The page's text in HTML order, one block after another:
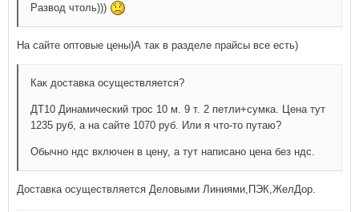
Развод чтоль)))
На сайте оптовые цены)А так в разделе прайсы все есть)
Как доставка осуществляется?
ДТ10 Динамический трос 10 м. 9 т. 2 петли+сумка. Цена тут
1235 руб, а на сайте 1070 руб. Или я что-то путаю?
Обычно ндс включен в цену, а тут написано цена без ндс.
Доставка осуществляется Деловыми Линиями,ПЭК,ЖелДор.